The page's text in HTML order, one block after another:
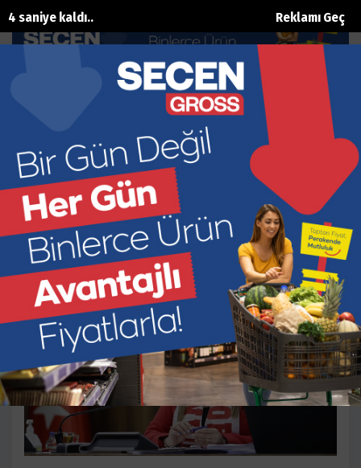
Reklamı Geç
3 saniye kaldı..
“Şehrimizin takımının yanında
olmalıyız”
Ana Sayfa Spor